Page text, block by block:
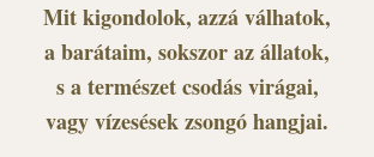
Mit kigondolok, azzá válhatok,
a barátaim, sokszor az állatok,
s a természet csodás virágai,
vagy vízesések zsongó hangjai.